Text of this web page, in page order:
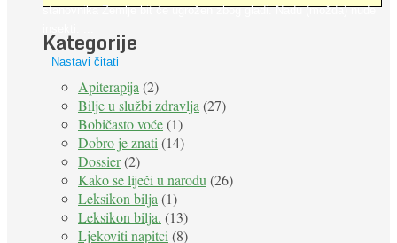
stanovnika Zemlje bit će ugrožen zbog gladi. Nadu (možda) nude
Nastavi čitati
Kategorije
Apiterapija (2)
Bilje u službi zdravlja (27)
Bobičasto voće(1)
Dobro je znati (14)
Dossier(2)
Kako se liječi u narodu (26)
Leksikon bilja (1)
Leksikon bilja. (13)
Ljekoviti napitci (8)